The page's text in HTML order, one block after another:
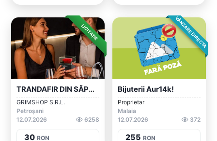
LICITAȚIE
TRANDAFIR DIN SĂPUN ÎN CUTIE TIP BIJUTER...
GRIMSHOP S.R.L.
Petroșani
12.07.2026
6258
30 RON
VÂNZARE DIRECTA
Bijuterii Aur14k!
Proprietar
Malaia
12.07.2026
372
255 RON